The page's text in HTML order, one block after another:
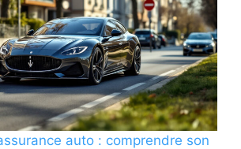
auto : comprendre son